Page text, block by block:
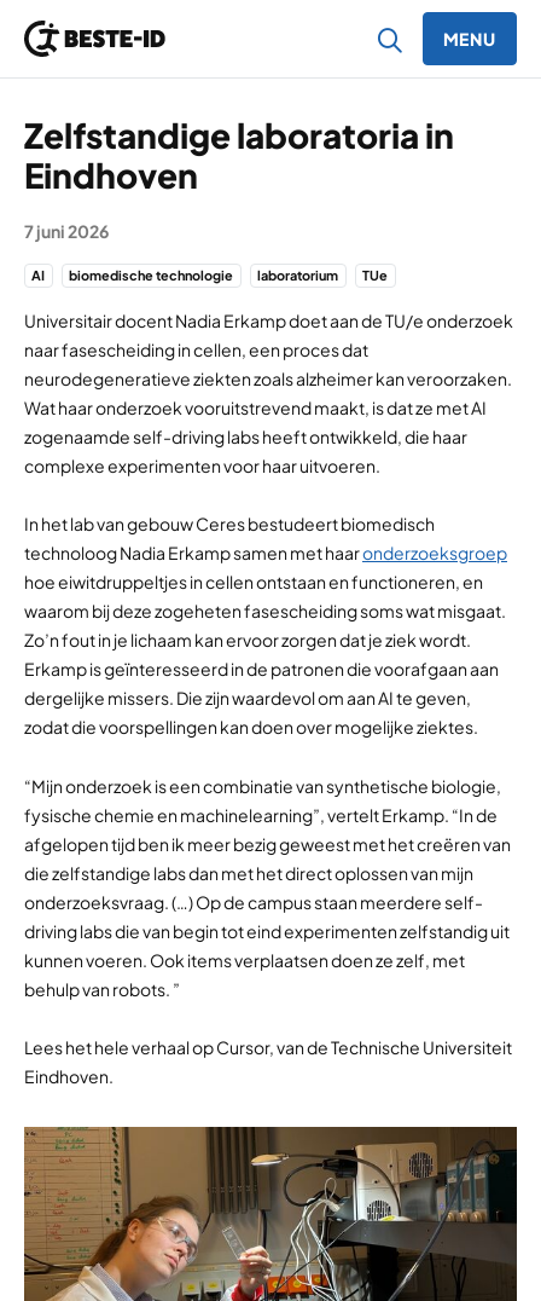
MENU
Zelfstandige laboratoria in
Eindhoven
7 juni 2026
AI biomedische technologie laboratorium TUe
Universitair docent Nadia Erkamp doet aan de TU/e onderzoek
naar fasescheiding in cellen, een proces dat
neurodegeneratieve ziekten zoals alzheimer kan veroorzaken.
Wat haar onderzoek vooruitstrevend maakt, is dat ze met AI
zogenaamde self-driving labs heeft ontwikkeld, die haar
complexe experimenten voor haar uitvoeren.
In het lab van gebouw Ceres bestudeert biomedisch
technoloog Nadia Erkamp samen met haaronderzoeksgroep
hoe eiwitdruppeltjes in cellen ontstaan en functioneren, en
waarom bij deze zogeheten fasescheiding soms wat misgaat.
Zo’n fout in je lichaam kan ervoor zorgen dat je ziek wordt.
Erkamp is geïnteresseerd in de patronen die voorafgaan aan
dergelijke missers. Die zijn waardevol om aan AI te geven,
zodat die voorspellingen kan doen over mogelijke ziektes.
“Mijn onderzoek is een combinatie van synthetische biologie,
fysische chemie en machinelearning”, vertelt Erkamp. “In de
afgelopen tijd ben ik meer bezig geweest met het creëren van
die zelfstandige labs dan met het direct oplossen van mijn
onderzoeksvraag. (…) Op de campus staan meerdere self-
driving labs die van begin tot eind experimenten zelfstandig uit
kunnen voeren. Ook items verplaatsen doen ze zelf, met
behulp van robots. ”
Lees het hele verhaal op Cursor, van de Technische Universiteit
Eindhoven.